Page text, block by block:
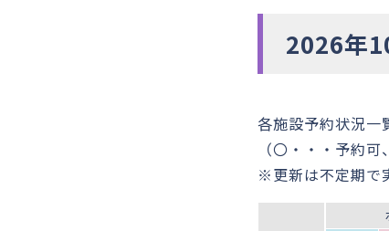
2026年
各施設予約状況一
（〇・・・予約
※更新は不定期で